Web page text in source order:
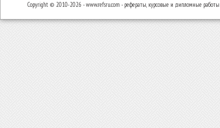
Copyright © 2010-2026 - www.refsru.com - рефераты, курсовые и дипломные работы